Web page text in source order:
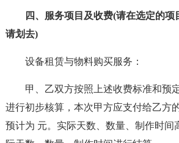
四、服务项目及收费(请在选定的项
请划去)
设备租赁与物料购买服务：
甲、乙双方按照上述收费标准和预
进行初步核算，本次甲方应支付给乙方
预计为 元。实际天数、数量、制作时间